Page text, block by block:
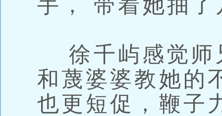
手， 带着她抽了
徐千屿感觉师
和蔑婆婆教她的
也更短促，鞭子